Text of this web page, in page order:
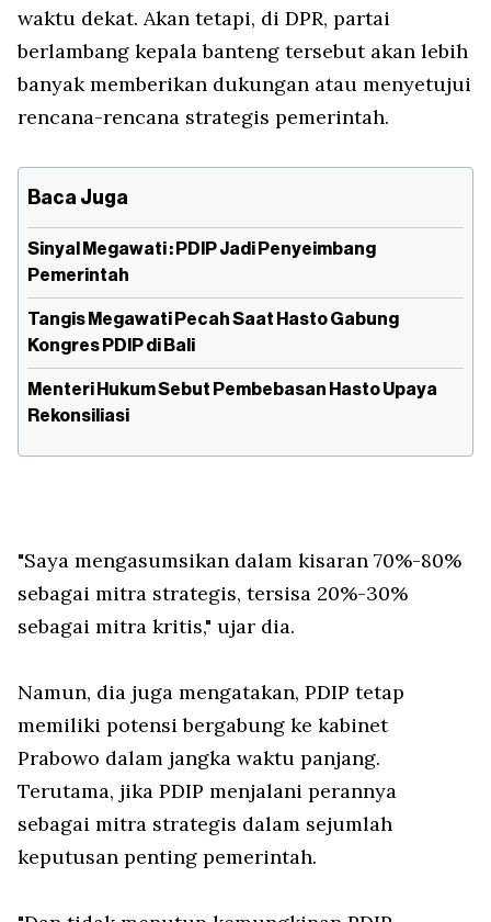
waktu dekat. Akan tetapi, di DPR, partai
berlambang kepala banteng tersebut akan lebih
banyak memberikan dukungan atau menyetujui
rencana-rencana strategis pemerintah.
Baca Juga
Sinyal Megawati : PDIP Jadi Penyeimbang
Pemerintah
Tangis Megawati Pecah Saat Hasto Gabung
Kongres PDIP di Bali
Menteri Hukum Sebut Pembebasan Hasto Upaya
Rekonsiliasi
"Saya mengasumsikan dalam kisaran 70%-80%
sebagai mitra strategis, tersisa 20%-30%
sebagai mitra kritis," ujar dia.
Namun, dia juga mengatakan, PDIP tetap
memiliki potensi bergabung ke kabinet
Prabowo dalam jangka waktu panjang.
Terutama, jika PDIP menjalani perannya
sebagai mitra strategis dalam sejumlah
keputusan penting pemerintah.